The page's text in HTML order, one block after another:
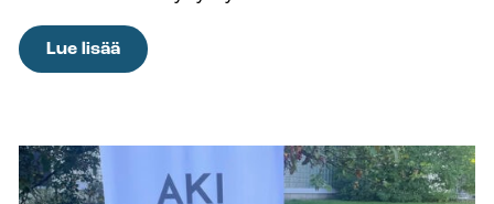
Lue lisää:
Paastonaika
selvärajaisen